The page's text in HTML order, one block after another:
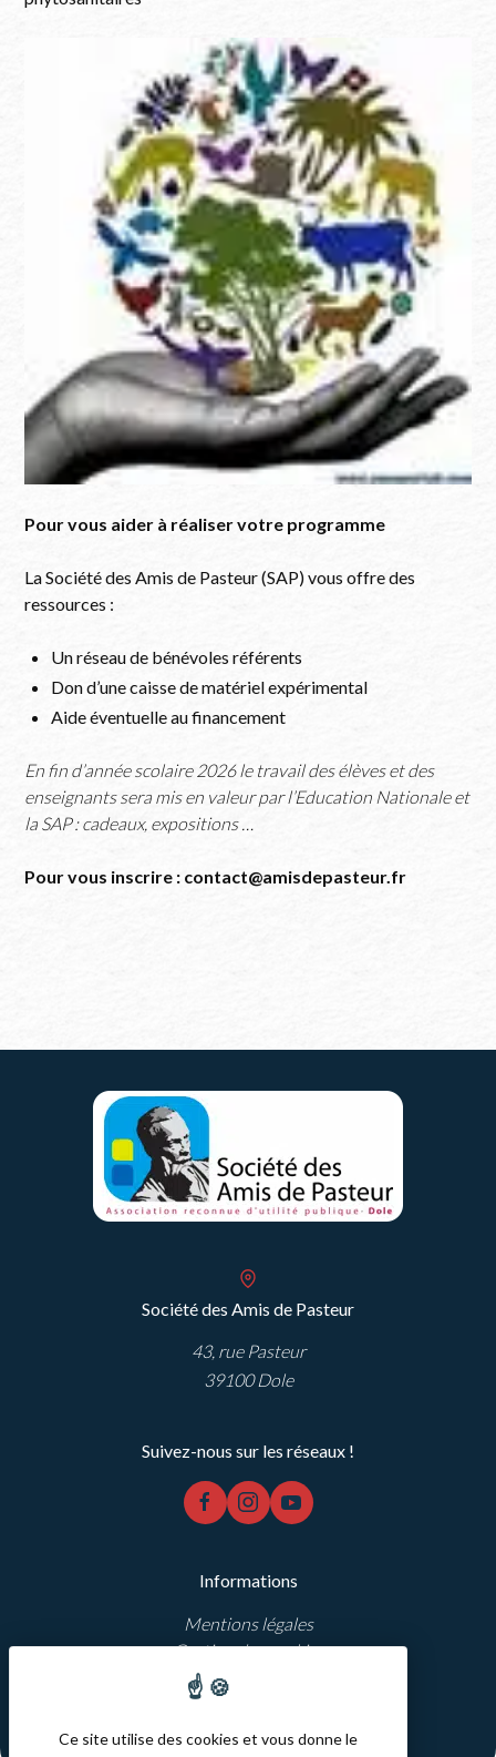
Pour vous aider à réaliser votre programme
La Société des Amis de Pasteur (SAP) vous offre des
ressources :
Un réseau de bénévoles référents
Don d’une caisse de matériel expérimental
Aide éventuelle au financement
En fin d’année scolaire 2026 le travail des élèves et des
enseignants sera mis en valeur par l’Education Nationale et
la SAP : cadeaux, expositions …
Pour vous inscrire : contact@amisdepasteur.fr
Société des Amis de Pasteur
43, rue Pasteur
39100 Dole
Suivez-nous sur les réseaux !
facebook
instagramyoutube
Informations
Mentions légales
Gestion des cookies
Réalisation Koredge
Ce site utilise des cookies et vous donne le